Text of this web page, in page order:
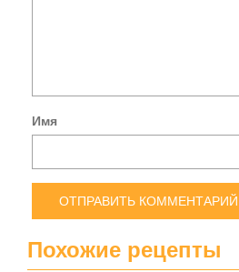
Имя
Похожие рецепты